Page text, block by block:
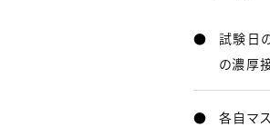
試験日
の濃厚
各自マ